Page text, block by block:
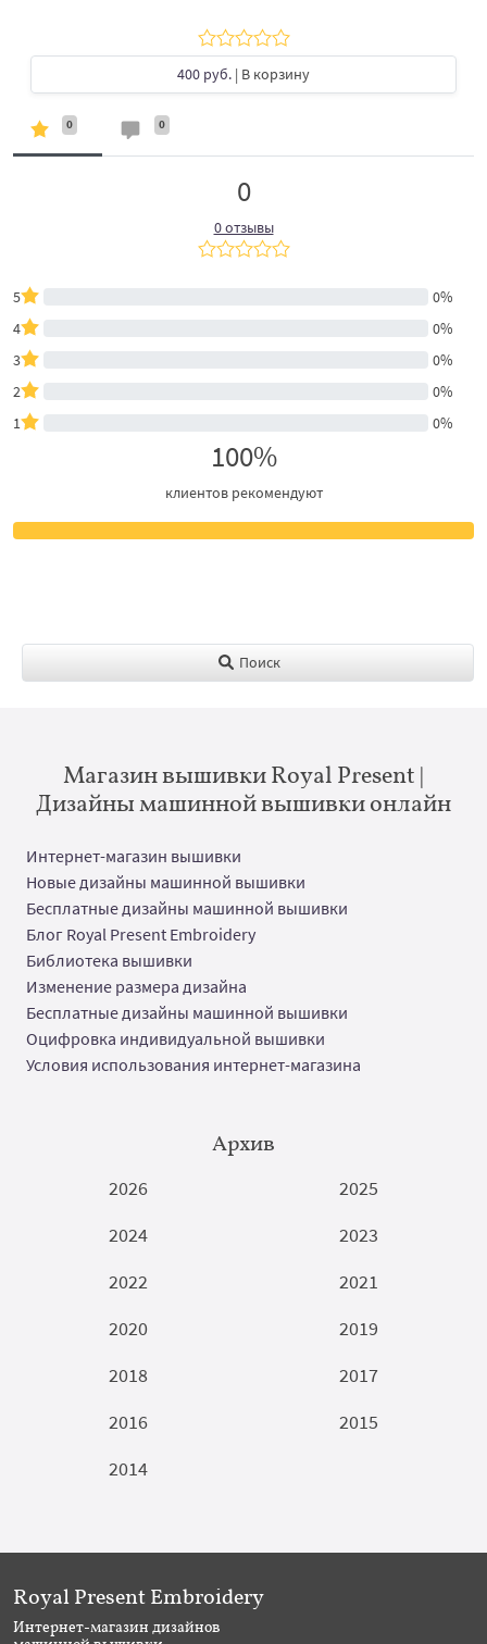
400 руб. | В корзину
0 0
0
0 отзывы
5
0%
4
0%
3
0%
2
0%
1
0%
100%
клиентов рекомендуют
Поиск
Магазин вышивки Royal Present |
Дизайны машинной вышивки онлайн
Интернет-магазин вышивки
Новые дизайны машинной вышивки
Бесплатные дизайны машинной вышивки
Блог Royal Present Embroidery
Библиотека вышивки
Изменение размера дизайна
Бесплатные дизайны машинной вышивки
Оцифровка индивидуальной вышивки
Условия использования интернет-магазина
Архив
2026
2025
2024
2023
2022
2021
2020
2019
2018
2017
2016
2015
2014
Royal Present Embroidery
Интернет-магазин дизайнов